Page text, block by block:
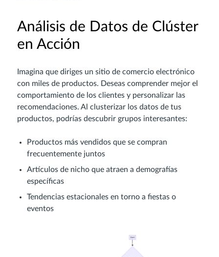
Análisis de Datos de Clúster
en Acción
Imagina que diriges un sitio de comercio electrónico
con miles de productos. Deseas comprender mejor el
comportamiento de los clientes y personalizar las
recomendaciones. Al clusterizar los datos de tus
productos, podrías descubrir grupos interesantes:
Productos más vendidos que se compran
frecuentemente juntos
Artículos de nicho que atraen a demografías
específicas
Tendencias estacionales en torno a fiestas o
eventos